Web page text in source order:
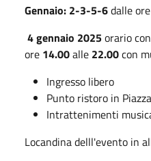
Gennaio: 2-3-5-6dalle ore
4 gennaio 2025orario
ore 14.00alle 22.00con
Ingresso libero
Punto ristoro in
Intrattenimenti
Locandina delll'evento in